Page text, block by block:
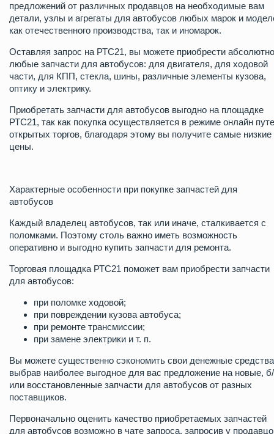
предложений от различных продавцов на необходимые вам
детали, узлы и агрегаты для автобусов любых марок и
как отечественного производства, так и иномарок.
Оставляя запрос на РТС21, вы можете приобрести абсолютно
любые запчасти для автобусов: для двигателя, для ходовой
части, для КПП, стекла, шины, различные элементы кузова,
оптику и электрику.
Приобретать запчасти для автобусов выгодно на площадке
РТС21, так как покупка осуществляется в режиме онлайн
открытых торгов, благодаря этому вы получите самые низкие
цены.
Характерные особенности при покупке запчастей для
автобусов
Каждый владелец автобусов, так или иначе, сталкивается с
поломками. Поэтому столь важно иметь возможность
оперативно и выгодно купить запчасти для ремонта.
Торговая площадка РТС21 поможет вам приобрести запчасти
для автобусов:
при поломке ходовой;
при повреждении кузова автобуса;
при ремонте трансмиссии;
при замене электрики и т. п.
Вы можете существенно сэкономить свои денежные
выбрав наиболее выгодное для вас предложение на новые,
или восстановленные запчасти для автобусов от разных
поставщиков.
Первоначально оценить качество приобретаемых запчастей
для автобусов возможно в чате запроса, запросив у